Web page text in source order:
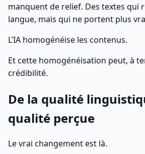
manquent de relief. Des textes qui
langue, mais qui ne portent plus
L’IA homogénéise les contenus.
Et cette homogénéisation peut, à
crédibilité.
De la qualité
qualité perçue
Le vrai changement est là.